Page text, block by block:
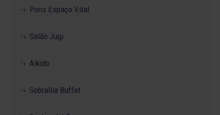
Pons Espaço Vital
Salão Jugi
Aikido
Sobrallia Buffet